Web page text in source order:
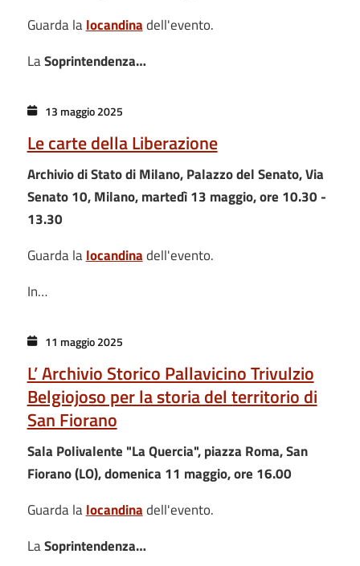
Guarda lalocandinadell'evento.
LaSoprintendenza…
13 maggio 2025
Le carte della Liberazione
Archivio di Stato di Milano, Palazzo del Senato, Via
Senato 10, Milano, martedì 13 maggio, ore 10.30 -
13.30
Guarda lalocandinadell'evento.
In…
11 maggio 2025
L’ Archivio Storico Pallavicino Trivulzio
Belgiojoso per la storia del territorio di
San Fiorano
Sala Polivalente "La Quercia", piazza Roma, San
Fiorano (LO), domenica 11 maggio, ore 16.00
Guarda lalocandinadell'evento.
LaSoprintendenza…